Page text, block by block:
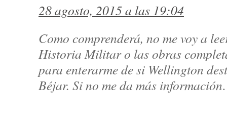
28 agosto, 2015 a las 19:04
Como comprenderá, no me voy a
Historia Militar o las obras
para enterarme de si Wellington
Béjar. Si no me da más